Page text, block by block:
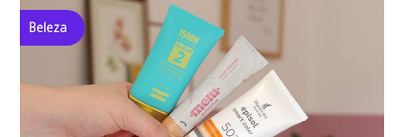
Beleza